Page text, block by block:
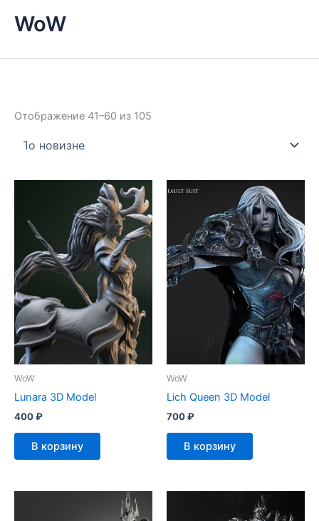
WoW
Отображение 41–60 из 105
WoW
Lunara 3D Model
400₽
В корзину
WoW
Lich Queen 3D Model
700₽
В корзину